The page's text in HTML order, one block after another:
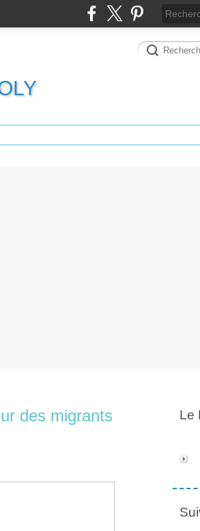
des migrants
Le